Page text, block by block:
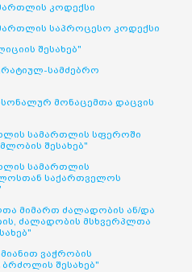
კოდექსი
საპროცესო კოდექსი
შესახებ"
სამძებრო
მონაცემთა დაცვის
სამართლის სფეროში
შესახებ"
სამართლის
საქართველოს
მიმართ ძალადობის ან/და
ძალადობის მსხვერპლთა
ვაჭრობის
ბრძოლის შესახებ"